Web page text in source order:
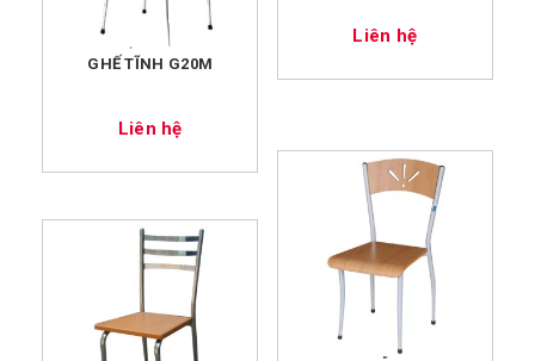
Liên hệ
GHẾ TĨNH G20M
Liên hệ